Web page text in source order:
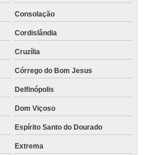
Consolação
Cordislândia
Cruzília
Córrego do Bom Jesus
Delfinópolis
Dom Viçoso
Espírito Santo do Dourado
Extrema